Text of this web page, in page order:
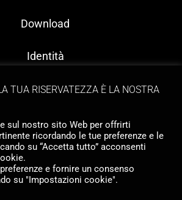
Download
Identità
Contatti
© 2026 Tailormade Stocco
TUA RISERVATEZZA È LA NOSTRA
sul nostro sito Web per offrirti
ricordando le tue preferenze e le
su “Accetta tutto” acconsenti
e fornire un consenso
su "Impostazioni cookie".